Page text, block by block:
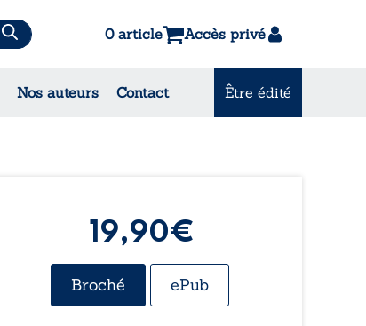
0 article Accès privé
Nos auteurs Contact Être édité
19,90€
Broché ePub